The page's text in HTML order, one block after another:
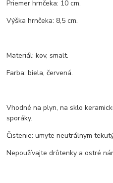
Priemer hrnčeka: 10 cm.
Výška hrnčeka: 8,5 cm.
Materiál: kov, smalt.
Farba: biela, červená.
Vhodné na plyn, na sklo
sporáky.
Čistenie: umyte neutrálnym
Nepoužívajte drôtenky a ostré